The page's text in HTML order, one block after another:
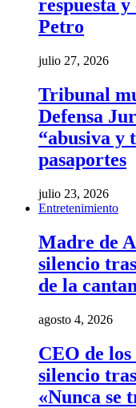
respuesta
Petro
julio 27, 2026
Tribunal
Defensa
“abusiva y
pasaportes
julio 23, 2026
Entretenimiento
Madre de
silencio
de la
agosto 4, 2026
CEO de
silencio
«Nunca se